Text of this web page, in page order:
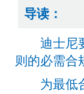
导读：
迪士尼要
则的必需合
为最低合